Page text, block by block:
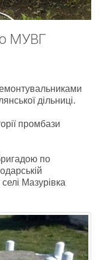
МУВГ
дільниці.
промбази
по
Мазурівка